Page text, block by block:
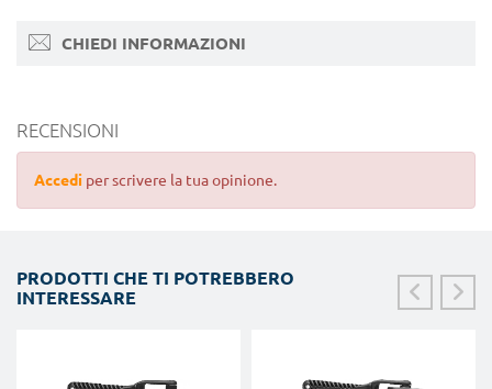
CHIEDI INFORMAZIONI
RECENSIONI
Accedi per scrivere la tua opinione.
PRODOTTI CHE TI POTREBBERO
INTERESSARE